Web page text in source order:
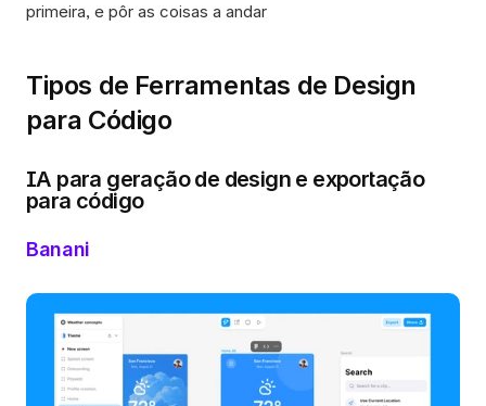
primeira, e pôr as coisas a andar
Tipos de Ferramentas de Design
para Código
IA para geração de design e exportação
para código
Banani